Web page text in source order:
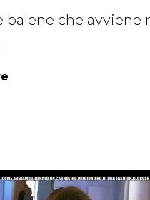
balene che avviene